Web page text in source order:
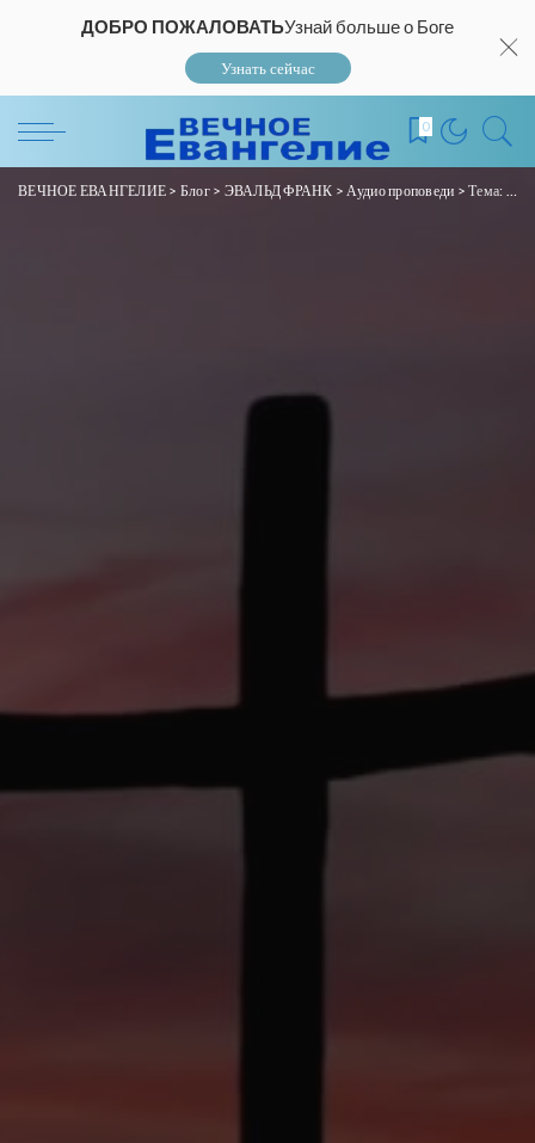
ДОБРО ПОЖАЛОВАТЬУзнай больше о Боге
Узнать сейчас
0
ВЕЧНОЕ ЕВАНГЕЛИЕ > Блог> ЭВАЛЬД ФРАНК >Аудио проповеди >Тема: «Воскресение Господа нашего Иисуса Христа и совершённое искупление»